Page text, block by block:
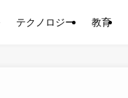
テクノロジー 教育